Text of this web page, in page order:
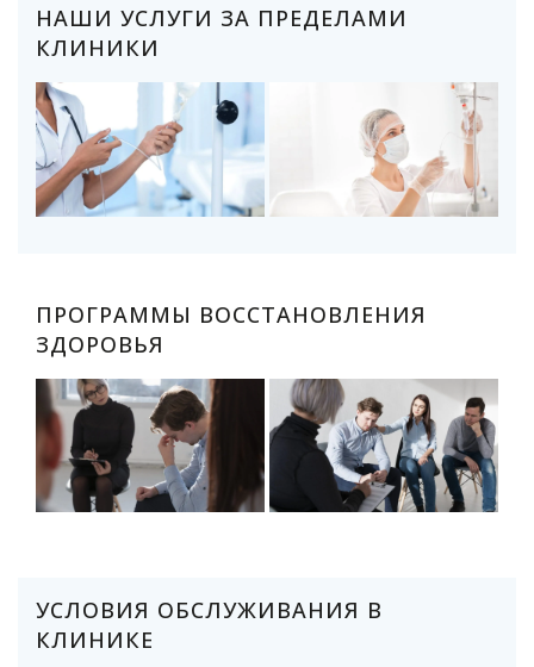
НАШИ УСЛУГИ ЗА ПРЕДЕЛАМИ
КЛИНИКИ
ПРОГРАММЫ ВОССТАНОВЛЕНИЯ
ЗДОРОВЬЯ
УСЛОВИЯ ОБСЛУЖИВАНИЯ В
КЛИНИКЕ